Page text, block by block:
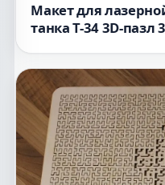
Макет для
танка Т-34 3D-